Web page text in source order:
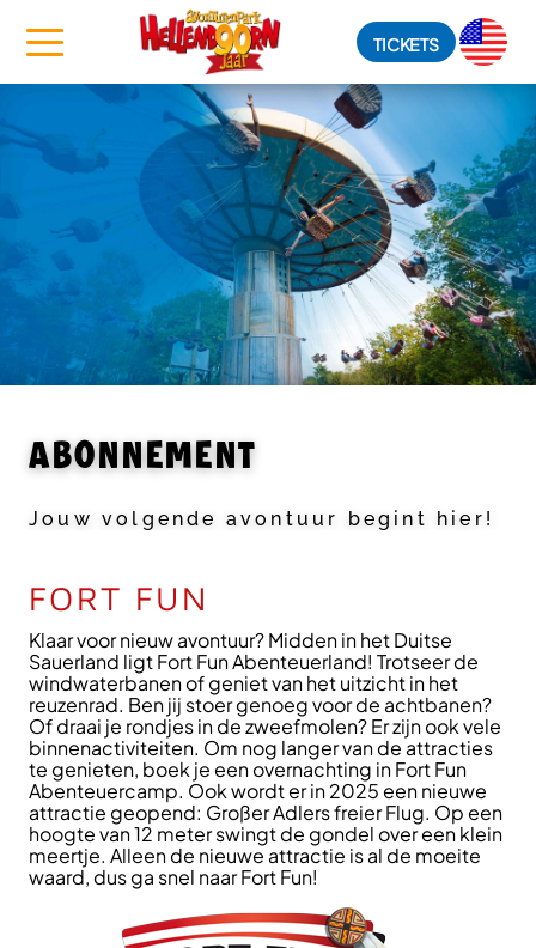
TICKETS
ABONNEMENT
Jouw volgende avontuur begint hier!
FORT FUN
Klaar voor nieuw avontuur? Midden in het Duitse
Sauerland ligt Fort Fun Abenteuerland! Trotseer de
windwaterbanen of geniet van het uitzicht in het
reuzenrad. Ben jij stoer genoeg voor de achtbanen?
Of draai je rondjes in de zweefmolen? Er zijn ook vele
binnenactiviteiten. Om nog langer van de attracties
te genieten, boek je een overnachting in Fort Fun
Abenteuercamp. Ook wordt er in 2025 een nieuwe
attractie geopend: Großer Adlers freier Flug. Op een
hoogte van 12 meter swingt de gondel over een klein
meertje. Alleen de nieuwe attractie is al de moeite
waard, dus ga snel naar Fort Fun!